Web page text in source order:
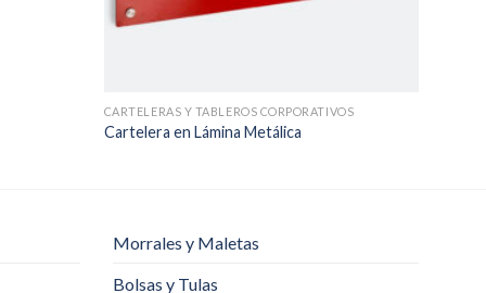
CARTELERAS Y TABLEROS CORPORATIVOS
Cartelera en Lámina Metálica
Morrales y Maletas
Bolsas y Tulas